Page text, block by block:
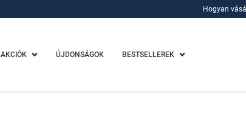
Hogyan
AKCIÓK ÚJDONSÁGOK BESTSELLEREK